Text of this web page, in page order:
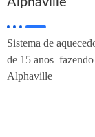
Sistema de
de 15 anos
Alphaville